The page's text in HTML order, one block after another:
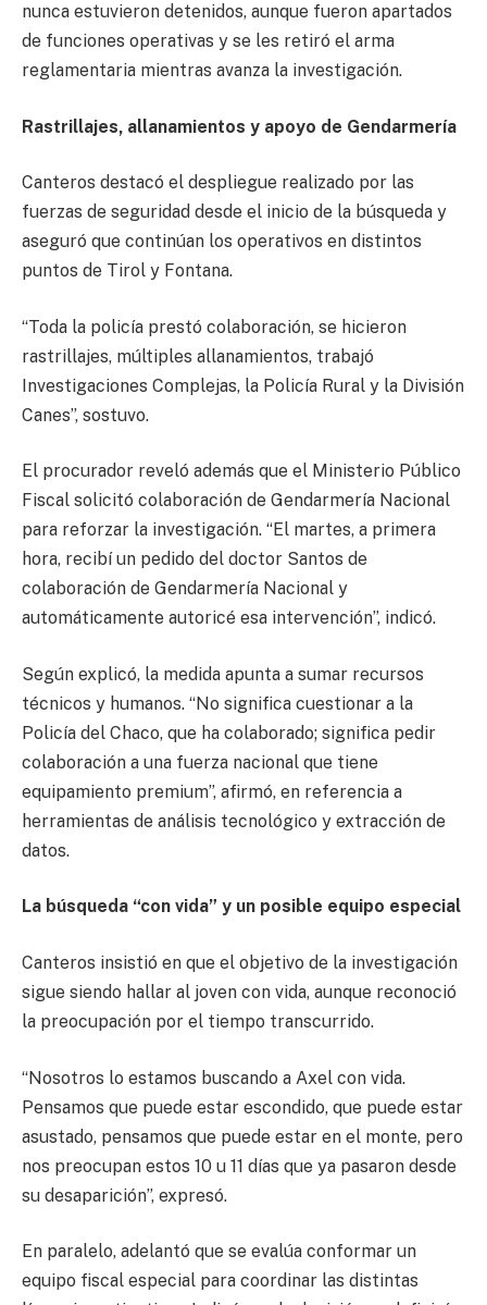
nunca estuvieron detenidos, aunque fueron apartados
de funciones operativas y se les retiró el arma
reglamentaria mientras avanza la investigación.
Rastrillajes, allanamientos y apoyo de Gendarmería
Canteros destacó el despliegue realizado por las
fuerzas de seguridad desde el inicio de la búsqueda y
aseguró que continúan los operativos en distintos
puntos de Tirol y Fontana.
“Toda la policía prestó colaboración, se hicieron
rastrillajes, múltiples allanamientos, trabajó
Investigaciones Complejas, la Policía Rural y la División
Canes”, sostuvo.
El procurador reveló además que el Ministerio Público
Fiscal solicitó colaboración de Gendarmería Nacional
para reforzar la investigación. “El martes, a primera
hora, recibí un pedido del doctor Santos de
colaboración de Gendarmería Nacional y
automáticamente autoricé esa intervención”, indicó.
Según explicó, la medida apunta a sumar recursos
técnicos y humanos. “No significa cuestionar a la
Policía del Chaco, que ha colaborado; significa pedir
colaboración a una fuerza nacional que tiene
equipamiento premium”, afirmó, en referencia a
herramientas de análisis tecnológico y extracción de
datos.
La búsqueda “con vida” y un posible equipo especial
Canteros insistió en que el objetivo de la investigación
sigue siendo hallar al joven con vida, aunque reconoció
la preocupación por el tiempo transcurrido.
“Nosotros lo estamos buscando a Axel con vida.
Pensamos que puede estar escondido, que puede estar
asustado, pensamos que puede estar en el monte, pero
nos preocupan estos 10 u 11 días que ya pasaron desde
su desaparición”, expresó.
En paralelo, adelantó que se evalúa conformar un
equipo fiscal especial para coordinar las distintas